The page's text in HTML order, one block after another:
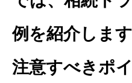
例を紹介しま
注意すべきポ